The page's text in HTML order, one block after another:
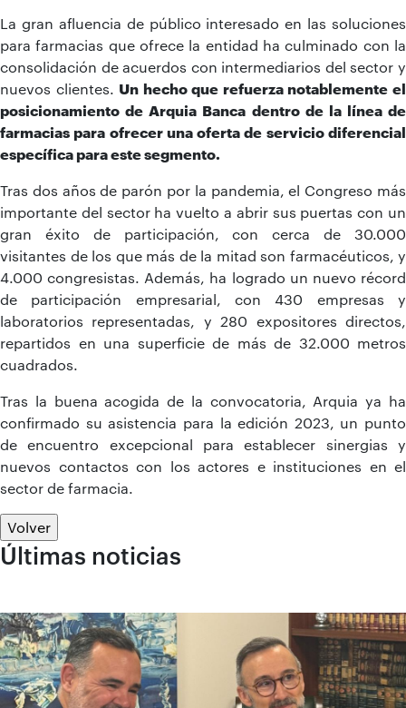
La gran afluencia de público interesado en las soluciones
para farmacias que ofrece la entidad ha culminado con la
consolidación de acuerdos con intermediarios del sector y
nuevos clientes. Un hecho que refuerza notablemente el
posicionamiento de Arquia Banca dentro de la línea de
farmacias para ofrecer una oferta de servicio diferencial
específica para este segmento.
Tras dos años de parón por la pandemia, el Congreso más
importante del sector ha vuelto a abrir sus puertas con un
gran éxito de participación, con cerca de 30.000
visitantes de los que más de la mitad son farmacéuticos, y
4.000 congresistas. Además, ha logrado un nuevo récord
de participación empresarial, con 430 empresas y
laboratorios representadas, y 280 expositores directos,
repartidos en una superficie de más de 32.000 metros
cuadrados.
Tras la buena acogida de la convocatoria, Arquia ya ha
confirmado su asistencia para la edición 2023, un punto
de encuentro excepcional para establecer sinergias y
nuevos contactos con los actores e instituciones en el
sector de farmacia.
Volver
Últimas noticias